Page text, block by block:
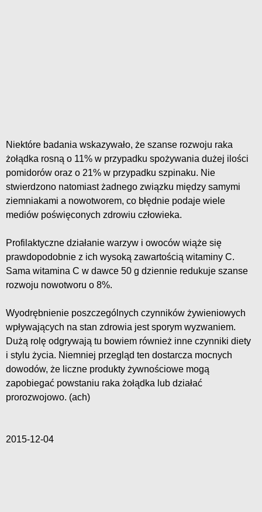
Niektóre badania wskazywało, że szanse rozwoju raka
żołądka rosną o 11% w przypadku spożywania dużej ilości
pomidorów oraz o 21% w przypadku szpinaku. Nie
stwierdzono natomiast żadnego związku między samymi
ziemniakami a nowotworem, co błędnie podaje wiele
mediów poświęconych zdrowiu człowieka.
Profilaktyczne działanie warzyw i owoców wiąże się
prawdopodobnie z ich wysoką zawartością witaminy C.
Sama witamina C w dawce 50 g dziennie redukuje szanse
rozwoju nowotworu o 8%.
Wyodrębnienie poszczególnych czynników żywieniowych
wpływających na stan zdrowia jest sporym wyzwaniem.
Dużą rolę odgrywają tu bowiem również inne czynniki diety
i stylu życia. Niemniej przegląd ten dostarcza mocnych
dowodów, że liczne produkty żywnościowe mogą
zapobiegać powstaniu raka żołądka lub działać
prorozwojowo. (ach)
2015-12-04